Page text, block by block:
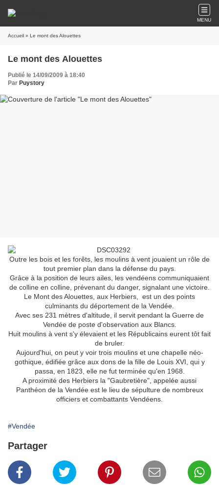
MENU
Accueil » Le mont des Alouettes
Le mont des Alouettes
Publié le 14/09/2009 à 18:40
Par Puystory
Outre les bois et les forêts, les moulins à vent jouaient un rôle de
tout premier plan dans la défense du pays.
Grâce à la position de leurs ailes, les vendéens communiquaient
de colline en colline, prévenant du danger, signalant une victoire.
Le Mont des Alouettes, aux Herbiers, est un des points
culminants du déportement de la Vendée.
Avec ses 231 mètres d'altitude, il servit pendant la Guerre de
Vendée de poste d'observation aux Blancs.
Huit moulins à vent s'y élevaient et les Républicains eurent tôt fait
de bruler.
Aujourd'hui, on peut y voir trois moulins et une chapelle néo-
gothique, édifiée grâce aux dons de la fille de Louis XVI, qui y
passa, en 1823, elle ne fut terminée qu'en 1968.
A proximité des Herbiers la "Gaubretière", appelée aussi
Panthéon de la Vendée est le lieu de sépulture de nombreux
officiers et combattants Vendéens.
#Vendée
Partager